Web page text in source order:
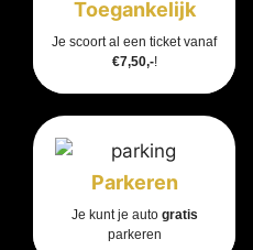
Toegankelijk
Je scoort al een ticket vanaf
€7,50,-!
Parkeren
Je kunt je auto gratis
parkeren